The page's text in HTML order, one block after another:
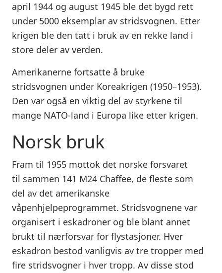
april 1944 og august 1945 ble det bygd rett
under 5000 eksemplar av stridsvognen. Etter
krigen ble den tatt i bruk av en rekke land i
store deler av verden.
Amerikanerne fortsatte å bruke
stridsvognen under Koreakrigen (1950–1953).
Den var også en viktig del av styrkene til
mange NATO-land i Europa like etter krigen.
Norsk bruk
Fram til 1955 mottok det norske forsvaret
til sammen 141 M24 Chaffee, de fleste som
del av det amerikanske
våpenhjelpeprogrammet. Stridsvognene var
organisert i eskadroner og ble blant annet
brukt til nærforsvar for flystasjoner. Hver
eskadron bestod vanligvis av tre tropper med
fire stridsvogner i hver tropp. Av disse stod